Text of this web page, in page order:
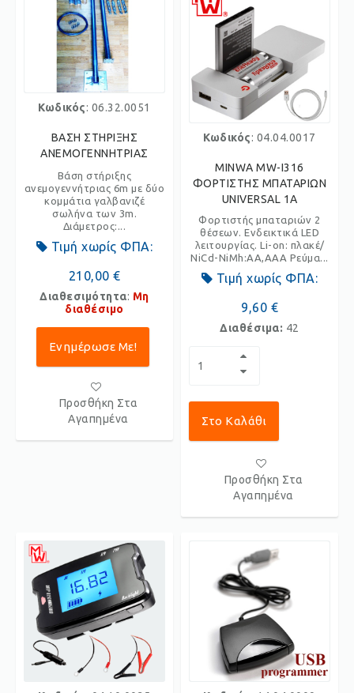
Κωδικός: 06.32.0051
ΒΑΣΗ ΣΤΗΡΙΞΗΣ
ΑΝΕΜΟΓΕΝΝΗΤΡΙΑΣ
Βάση στήριξης
ανεμογεννήτριας 6m με δύο
κομμάτια γαλβανιζέ
σωλήνα των 3m.
Διάμετρος:...
Τιμή χωρίς ΦΠΑ:
210,00 €
Διαθεσιμότητα: Μη
διαθέσιμο
Ενημέρωσε Με!
Προσθήκη Στα
Αγαπημένα
Κωδικός: 04.04.0017
MINWA MW-I316
ΦΟΡΤΙΣΤΗΣ ΜΠΑΤΑΡΙΩΝ
UNIVERSAL 1A
Φορτιστής μπαταριών 2
θέσεων. Ενδεικτικά LED
λειτουργίας. Li-on: πλακέ/
NiCd-NiMh:ΑΑ,ΑΑΑ Ρεύμα...
Τιμή χωρίς ΦΠΑ:
9,60 €
Διαθέσιμα: 42
Στο Καλάθι
Προσθήκη Στα
Αγαπημένα